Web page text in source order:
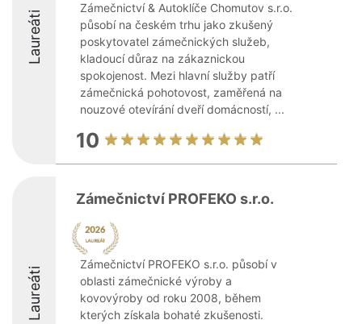
Laureáti
Zámečnictví & Autoklíče Chomutov s.r.o.
působí na českém trhu jako zkušený
poskytovatel zámečnických služeb,
kladoucí důraz na zákaznickou
spokojenost. Mezi hlavní služby patří
zámečnická pohotovost, zaměřená na
nouzové otevírání dveří domácností, ...
10
Laureáti
Zámečnictví PROFEKO s.r.o.
Zámečnictví PROFEKO s.r.o. působí v
oblasti zámečnické výroby a
kovovýroby od roku 2008, během
kterých získala bohaté zkušenosti.